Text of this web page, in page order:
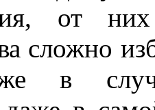
от
сложно
в